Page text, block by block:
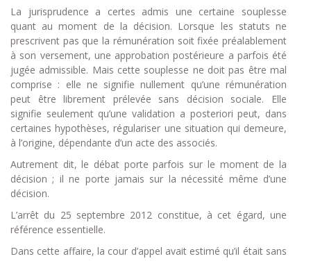
La jurisprudence a certes admis une certaine souplesse
quant au moment de la décision. Lorsque les statuts ne
prescrivent pas que la rémunération soit fixée préalablement
à son versement, une approbation postérieure a parfois été
jugée admissible. Mais cette souplesse ne doit pas être mal
comprise : elle ne signifie nullement qu’une rémunération
peut être librement prélevée sans décision sociale. Elle
signifie seulement qu’une validation a posteriori peut, dans
certaines hypothèses, régulariser une situation qui demeure,
à l’origine, dépendante d’un acte des associés.
Autrement dit, le débat porte parfois sur le moment de la
décision ; il ne porte jamais sur la nécessité même d’une
décision.
L’arrêt du 25 septembre 2012 constitue, à cet égard, une
référence essentielle.
Dans cette affaire, la cour d’appel avait estimé qu’il était sans